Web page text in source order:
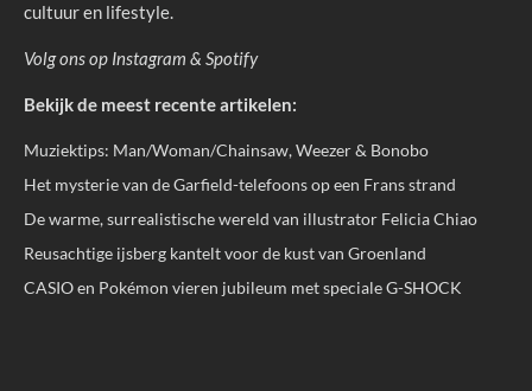
cultuur en lifestyle.
Volg ons op Instagram & Spotify
Bekijk de meest recente artikelen:
Muziektips: Man/Woman/Chainsaw, Weezer & Bonobo
Het mysterie van de Garfield-telefoons op een Frans strand
De warme, surrealistische wereld van illustrator Felicia Chiao
Reusachtige ijsberg kantelt voor de kust van Groenland
CASIO en Pokémon vieren jubileum met speciale G-SHOCK